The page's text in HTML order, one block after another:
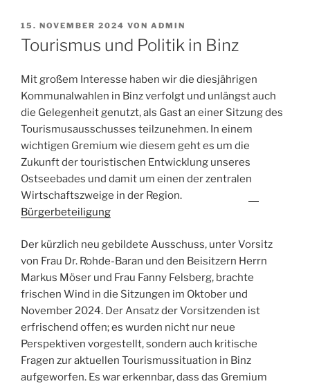
VERÖFFENTLICHT
AM
15. NOVEMBER 2024 VON ADMIN
Tourismus und Politik in Binz
Mit großem Interesse haben wir die diesjährigen
Kommunalwahlen in Binz verfolgt und unlängst auch
die Gelegenheit genutzt, als Gast an einer Sitzung des
Tourismusausschusses teilzunehmen. In einem
wichtigen Gremium wie diesem geht es um die
Zukunft der touristischen Entwicklung unseres
Ostseebades und damit um einen der zentralen
Wirtschaftszweige in der Region.
Bürgerbeteiligung
Der kürzlich neu gebildete Ausschuss, unter Vorsitz
von Frau Dr. Rohde-Baran und den Beisitzern Herrn
Markus Möser und Frau Fanny Felsberg, brachte
frischen Wind in die Sitzungen im Oktober und
November 2024. Der Ansatz der Vorsitzenden ist
erfrischend offen; es wurden nicht nur neue
Perspektiven vorgestellt, sondern auch kritische
Fragen zur aktuellen Tourismussituation in Binz
aufgeworfen. Es war erkennbar, dass das Gremium